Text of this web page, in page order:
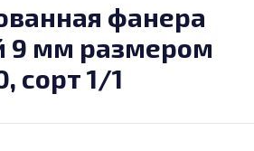
фанера
9 мм размером
сорт 1/1